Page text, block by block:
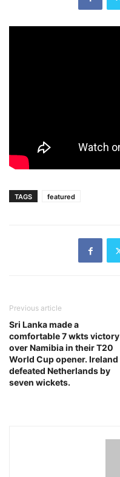
TAGS featured
Previous article
Sri Lanka made a
comfortable 7 wkts victory
over Namibia in their T20
World Cup opener. Ireland
defeated Netherlands by
seven wickets.